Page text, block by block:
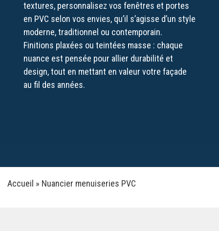
textures, personnalisez vos fenêtres et portes
en PVC selon vos envies, qu’il s’agisse d’un style
moderne, traditionnel ou contemporain.
Finitions plaxées ou teintées masse : chaque
nuance est pensée pour allier durabilité et
design, tout en mettant en valeur votre façade
au fil des années.
Accueil » Nuancier menuiseries PVC